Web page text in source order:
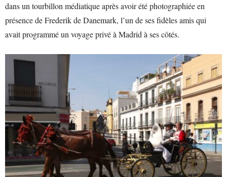
dans un tourbillon médiatique après avoir été photographiée en
présence de Frederik de Danemark, l’un de ses fidèles amis qui
avait programmé un voyage privé à Madrid à ses côtés.